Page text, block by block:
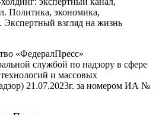
Политика, экономика,
взгляд на жизнь
«ФедералПресс»
службой по надзору в сфере
и массовых
21.07.2023г. за номером ИА №